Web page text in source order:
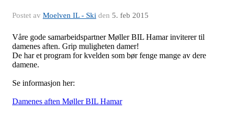
Postet av Moelven IL - Ski den 5. feb 2015
Våre gode samarbeidspartner Møller BIL Hamar inviterer til
damenes aften. Grip muligheten damer!
De har et program for kvelden som bør fenge mange av dere
damene.
Se informasjon her:
Damenes aften Møller BIL Hamar